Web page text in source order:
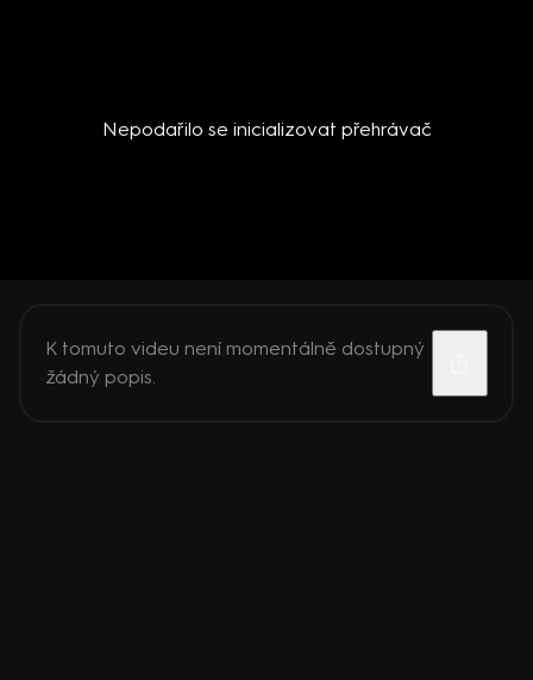
Nepodařilo se inicializovat přehrávač
K tomuto videu není momentálně dostupný
žádný popis.